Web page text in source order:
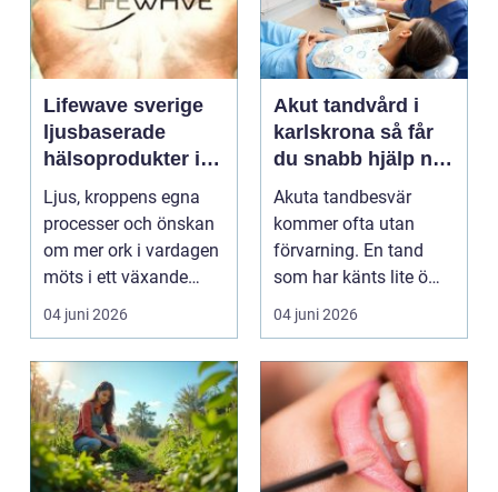
Lifewave sverige
ljusbaserade
hälsoprodukter i
fokus
Ljus, kroppens egna
processer och önskan
om mer ork i vardagen
möts i ett växande
intresse för fotot...
04 juni 2026
Akut tandvård i
karlskrona så får
du snabb hjälp när
tanden krisar
Akuta tandbesvär
kommer ofta utan
förvarning. En tand
som har känts lite öm
kan plötsligt göra så
on...
04 juni 2026